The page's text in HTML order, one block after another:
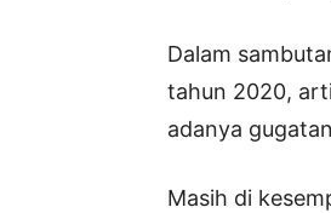
Dalam
tahun 2020,
adanya
Masih di